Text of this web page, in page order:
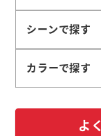
シーンで探す
カラーで探す
よ